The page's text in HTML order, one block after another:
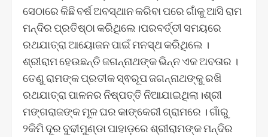
ସେଠାରେ କିଛି ବର୍ଷ ଅବସ୍ଥାନ କରିବା ପରେ ଗାଁକୁ ଆସି ରାମ
ମନ୍ଦିର ପ୍ରତିଷ୍ଠା କରିଥିଲେ।ପରବର୍ତ୍ତୀ ସମୟରେ
ରଥଯାତ୍ରା ଆୟୋଜନ ପାଇଁ ମନସ୍ଥ କରିଥିଲେ ।
ଶ୍ରୀରାମ ହେଉଛନ୍ତି ଜଗନ୍ନାଥଙ୍କ ଭିନ୍ନ ଏକ ଅବତାର ।
ତେଣୁ ରାମଙ୍କ ପ୍ରତୀକ ସ୍ଵରୂପ ଜଗନ୍ନାଥଙ୍କୁ ରଖି
ରଥଯାତ୍ରା ପାଳନର ନିଷ୍ପତ୍ତି ନିଆଯାଇଥିଲା।ଶ୍ରୀ
ମଙ୍ଗରାଜଙ୍କ ମୂଳ ଘର କାଙ୍କେରୀ ଗ୍ରାମରେ । ଗାଁରୁ
୨କିମି ଦୂର ବୁଢୀମୁଣ୍ଡା ପାହାଡ଼ରେ ଶ୍ରୀରାମଙ୍କ ମନ୍ଦିର